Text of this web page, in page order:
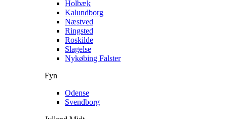
Holbæk
Kalundborg
Næstved
Ringsted
Roskilde
Slagelse
Nykøbing Falster
Fyn
Odense
Svendborg